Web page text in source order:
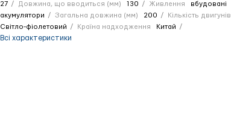
27
Довжина, що вводиться (мм) 130 Живлення
вбудовані
акумулятори
Загальна довжина (мм) 200 Кількість двигунів
Світло-фіолетовий
Країна надходження Китай
Всі характеристики